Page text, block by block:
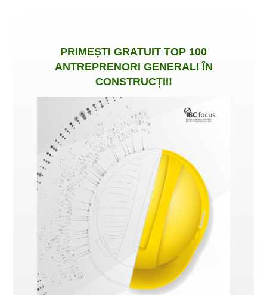
PRIMEȘTI GRATUIT TOP 100
ANTREPRENORI GENERALI ÎN
CONSTRUCȚII!